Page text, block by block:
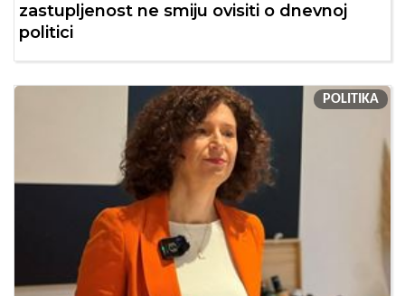
zastupljenost ne smiju ovisiti o dnevnoj
politici
POLITIKA